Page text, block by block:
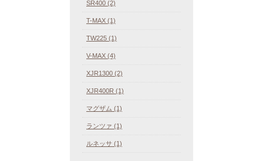
SR400 (2)
T-MAX (1)
TW225 (1)
V-MAX (4)
XJR1300 (2)
XJR400R (1)
マグザム (1)
ランツァ (1)
ルネッサ (1)